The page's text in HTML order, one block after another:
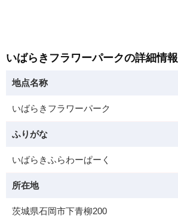
いばらきフラワーパークの詳細情報
地点名称
いばらきフラワーパーク
ふりがな
いばらきふらわーぱーく
所在地
茨城県石岡市下青柳200